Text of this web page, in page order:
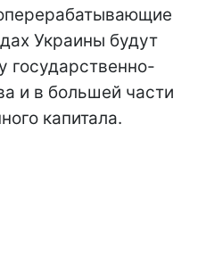
Украины будут
государственно-
и в большей части
капитала.